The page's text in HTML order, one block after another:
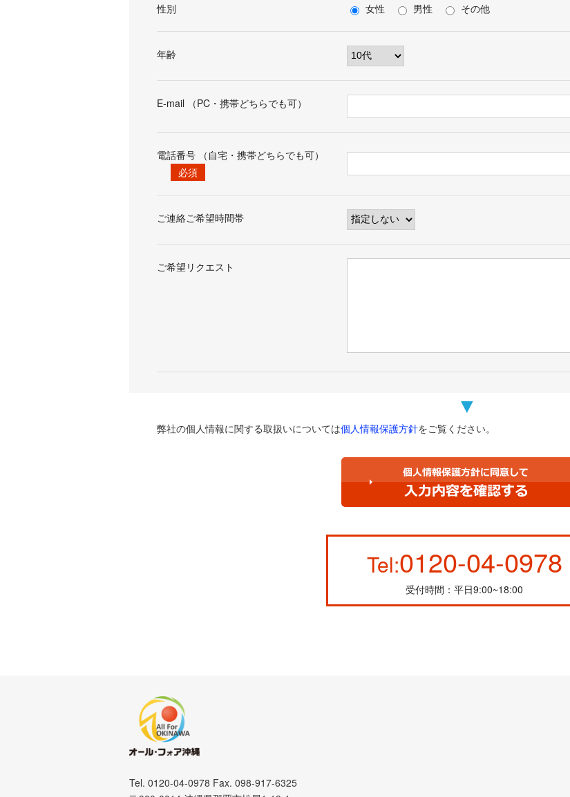
性別 女性 男性 その他
年齢
E-mail （PC・携帯どちらでも可）
電話番号 （自宅・携帯どちらでも可）
必須
ご連絡ご希望時間帯
ご希望リクエスト
弊社の個人情報に関する取扱いについては個人情報保護方針をご覧ください。
Tel:0120-04-0978
受付時間：平日9:00~18:00
Tel. 0120-04-0978 Fax. 098-917-6325